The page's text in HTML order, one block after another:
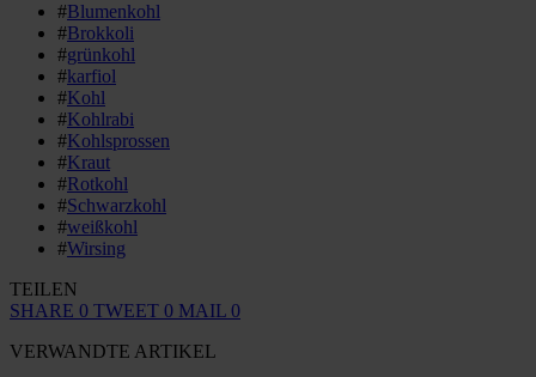
#Blumenkohl
#Brokkoli
#grünkohl
#karfiol
#Kohl
#Kohlrabi
#Kohlsprossen
#Kraut
#Rotkohl
#Schwarzkohl
#weißkohl
#Wirsing
TEILEN
SHARE 0 TWEET 0 MAIL 0
VERWANDTE ARTIKEL